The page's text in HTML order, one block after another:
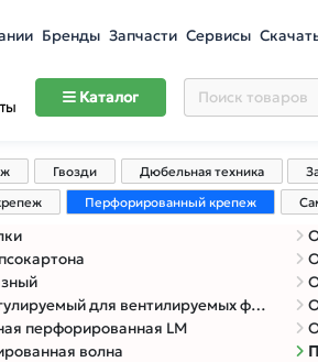
Бренды Запчасти Сервисы
Каталог
Гвозди Дюбельная техника
Перфорированный крепеж
для вентилируемых фасадов
перфорированная LM
волна